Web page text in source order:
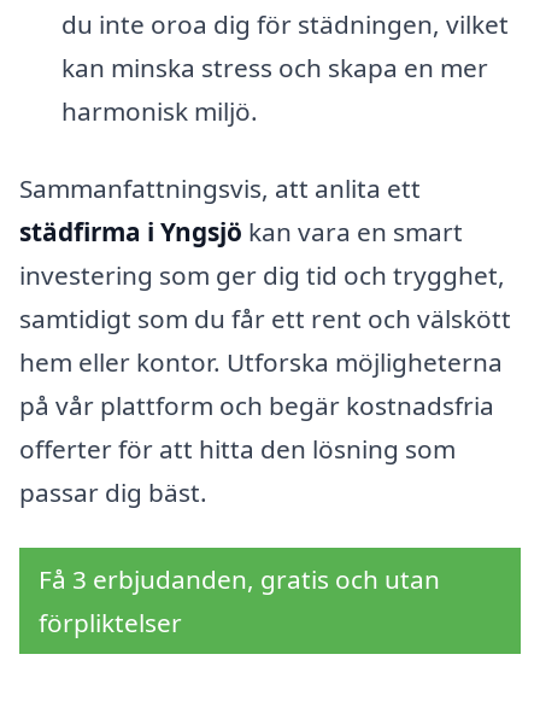
du inte oroa dig för städningen, vilket
kan minska stress och skapa en mer
harmonisk miljö.
Sammanfattningsvis, att anlita ett
städfirma i Yngsjö kan vara en smart
investering som ger dig tid och trygghet,
samtidigt som du får ett rent och välskött
hem eller kontor. Utforska möjligheterna
på vår plattform och begär kostnadsfria
offerter för att hitta den lösning som
passar dig bäst.
Få 3 erbjudanden, gratis och utan
förpliktelser